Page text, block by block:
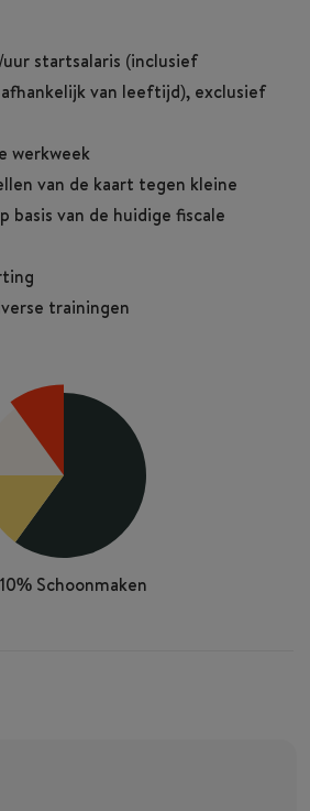
uur startsalaris (inclusief
van leeftijd), exclusief
werkweek
van de kaart tegen kleine
basis van de huidige fiscale
trainingen
Gasten bedienen